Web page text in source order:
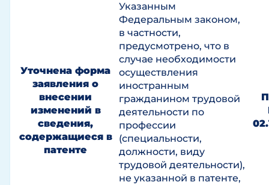
Уточнена форма
заявления о
внесении
изменений в
сведения,
содержащиеся в
патенте
Указанным
Федеральным законом,
в частности,
предусмотрено, что в
случае необходимости
осуществления
иностранным
гражданином трудовой
деятельности по
профессии
(специальности,
должности, виду
трудовой деятельности),
не указанной в патенте,